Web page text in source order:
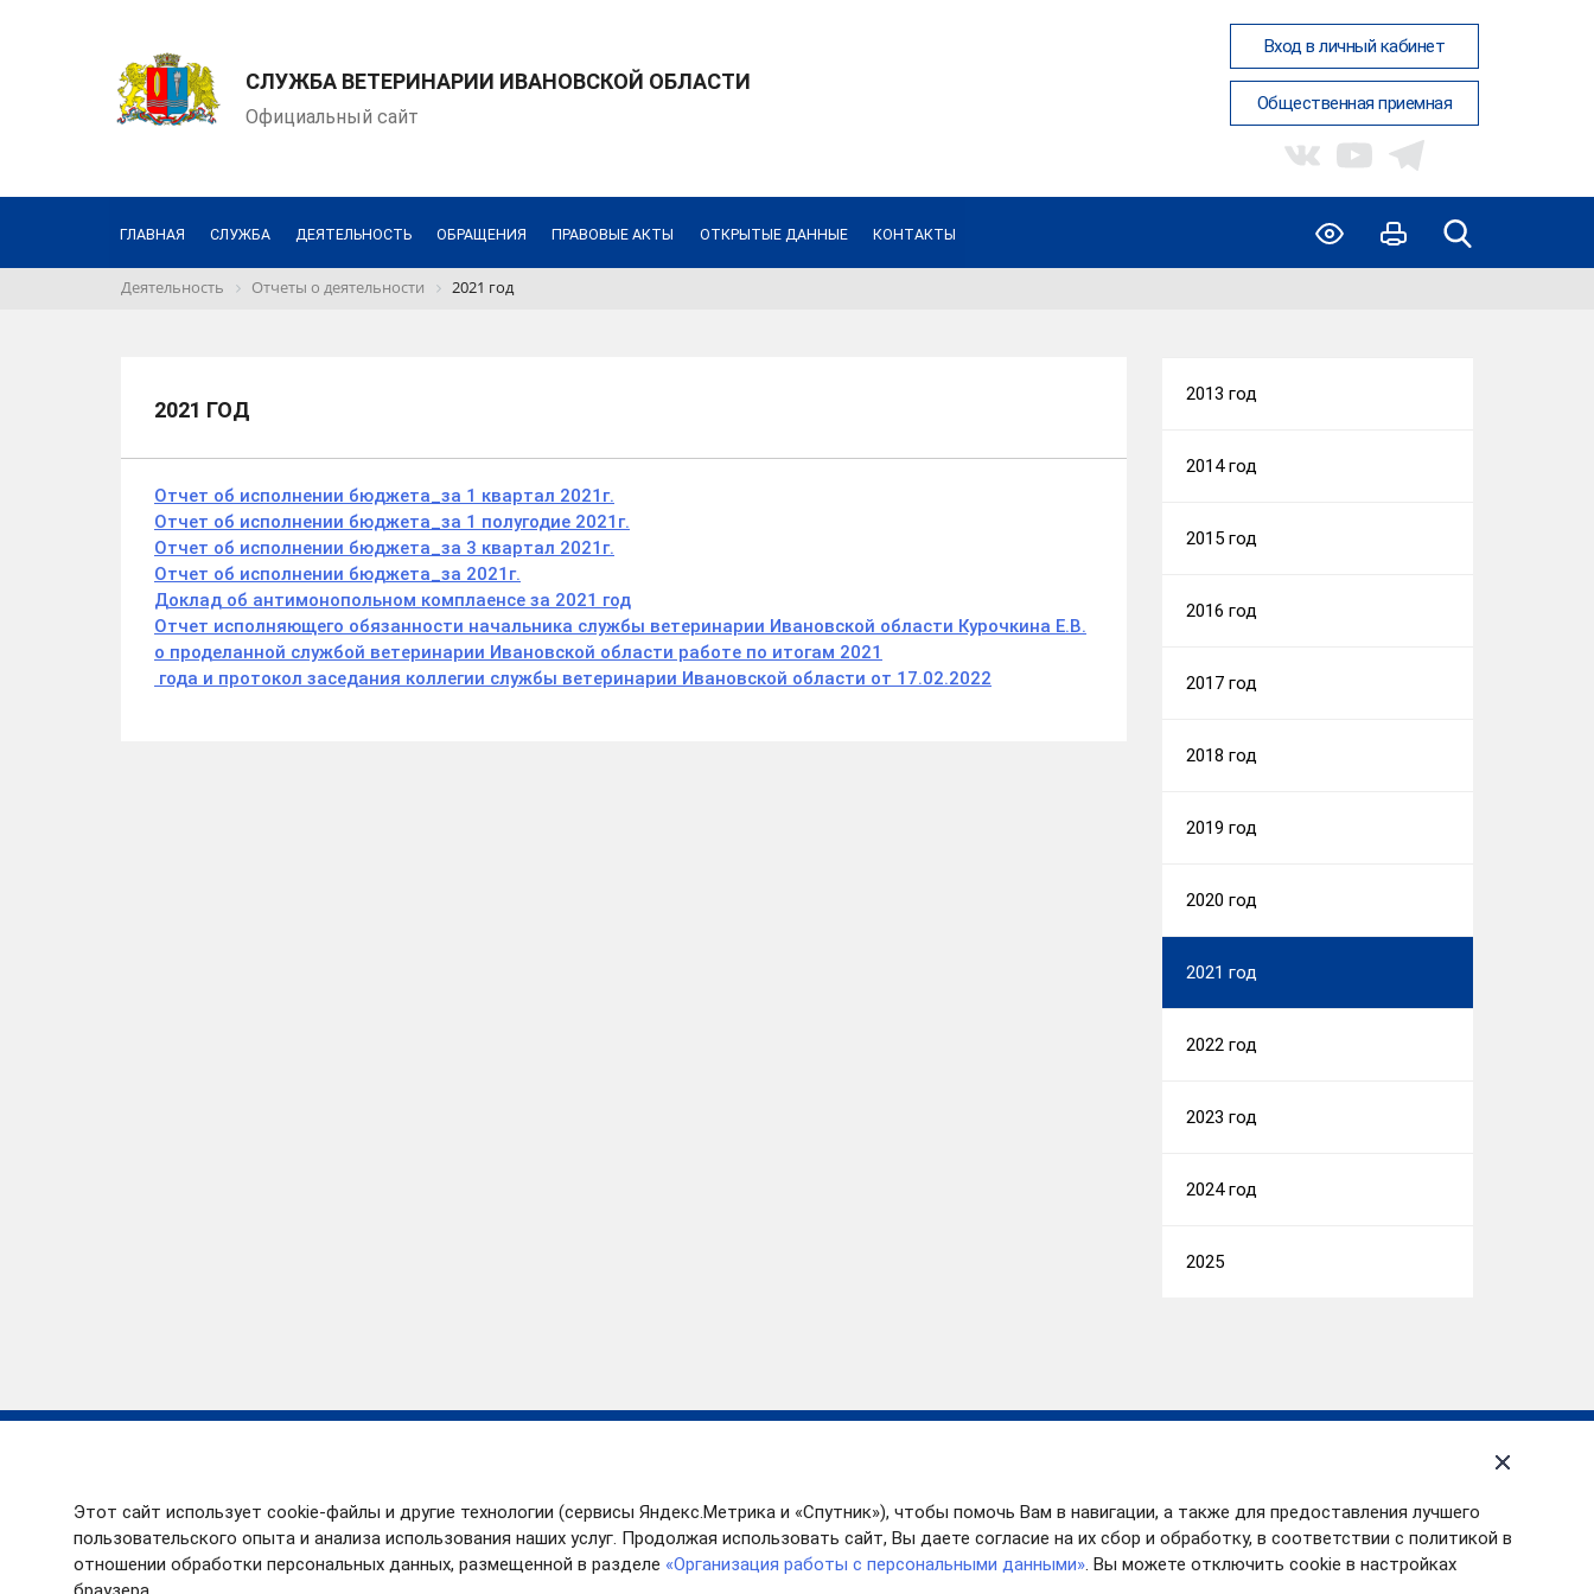
СЛУЖБА ВЕТЕРИНАРИИ ИВАНОВСКОЙ ОБЛАСТИ
Официальный сайт
Вход в личный кабинет
Общественная приемная
ГЛАВНАЯ СЛУЖБА ДЕЯТЕЛЬНОСТЬ ОБРАЩЕНИЯ ПРАВОВЫЕ АКТЫ ОТКРЫТЫЕ ДАННЫЕ КОНТАКТЫ
Этот сайт использует cookie-файлы и другие технологии (сервисы Яндекс.Метрика и «Спутник»), чтобы помочь Вам в навигации, а также для предоставления лучшего
пользовательского опыта и анализа использования наших услуг. Продолжая использовать сайт, Вы даете согласие на их сбор и обработку, в соответствии с политикой в
отношении обработки персональных данных, размещенной в разделе «Организация работы с персональными данными». Вы можете отключить cookie в настройках
Деятельность Отчеты о деятельности 2021 год
2021 ГОД
Отчет об исполнении бюджета_за 1 квартал 2021г.
Отчет об исполнении бюджета_за 1 полугодие 2021г.
Отчет об исполнении бюджета_за 3 квартал 2021г.
Отчет об исполнении бюджета_за 2021г.
Доклад об антимонопольном комплаенсе за 2021 год
Отчет исполняющего обязанности начальника службы ветеринарии Ивановской области Курочкина Е.В.
о проделанной службой ветеринарии Ивановской области работе по итогам 2021
года и протокол заседания коллегии службы ветеринарии Ивановской области от 17.02.2022
2013 год
2014 год
2015 год
2016 год
2017 год
2018 год
2019 год
2020 год
2021 год
2022 год
2023 год
2024 год
2025
Руководство
Структура
Планы работ
Результаты проверок
Противодействие
терроризму
Компартментализация
Реформа КНД